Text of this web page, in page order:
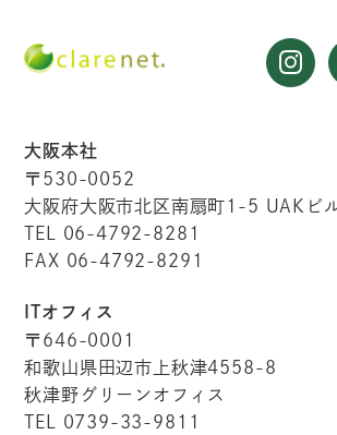
大阪本社
〒530-0052
大阪府大阪市北区南扇町1-5 UAKビ
TEL 06-4792-8281
FAX 06-4792-8291
ITオフィス
〒646-0001
和歌山県田辺市上秋津4558-8
秋津野グリーンオフィス
TEL 0739-33-9811